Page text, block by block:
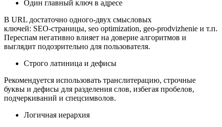
Один главный ключ в адресе
В URL достаточно одного‑двух смысловых
ключей: SEO‑страницы, seo optimization, geo‑prodvizhenie и т.п.
Переспам негативно влияет на доверие алгоритмов и
выглядит подозрительно для пользователя.
Строго латиница и дефисы
Рекомендуется использовать транслитерацию, строчные
буквы и дефисы для разделения слов, избегая пробелов,
подчеркиваний и спецсимволов.
Логичная иерархия